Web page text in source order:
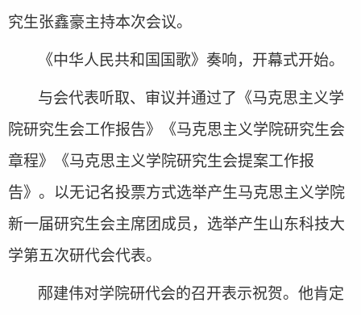
究生张鑫豪主持本次会议。
《中华人民共和国国歌》奏响，开幕式开始。
与会代表听取、审议并通过了《马克思主义学
院研究生会工作报告》《马克思主义学院研究生会
章程》《马克思主义学院研究生会提案工作报
告》。以无记名投票方式选举产生马克思主义学院
新一届研究生会主席团成员，选举产生山东科技大
学第五次研代会代表。
邴建伟对学院研代会的召开表示祝贺。他肯定